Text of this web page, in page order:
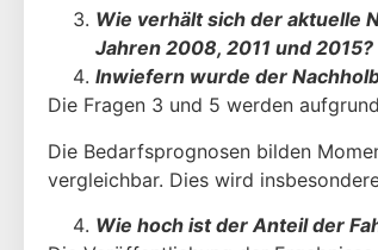
Wie verhält sich der aktuelle
Jahren 2008, 2011 und 2015?
Inwiefern wurde der
Die Fragen 3 und 5 werden
Die Bedarfsprognosen bilden
vergleichbar. Dies wird
Wie hoch ist der Anteil der